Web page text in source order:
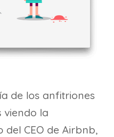
de los anfitriones
viendo la
del CEO de Airbnb,